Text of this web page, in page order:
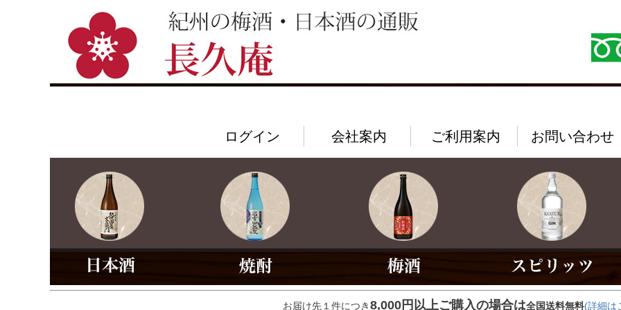
ログイン 会社案内 ご利用案内 お問い合わせ
お届け先１件につき8,000円以上ご購入の場合は全国送料無料(詳細は